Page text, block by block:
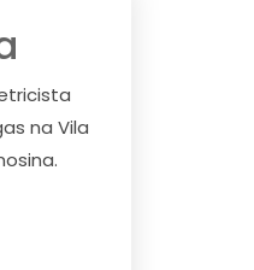
na Vila